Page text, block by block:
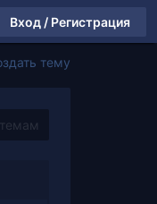
Вход / Регистрация
тему